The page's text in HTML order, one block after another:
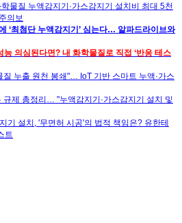
물질 누액감지기·가스감지기 설치비 최대 5천
의보
‘최첨단 누액감지기’ 심는다… 알파드라이브와
의심된다면? 내 화학물질로 직접 ‘반응 테스
질 누출 원천 봉쇄"… IoT 기반 스마트 누액·가스
제 총정리… "누액감지기·가스감지기 설치 및
기 설치, '무면허 시공'의 법적 책임은? 유한테
트